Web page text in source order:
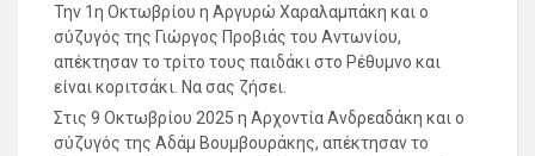
Την 1η Οκτωβρίου η Αργυρώ Χαραλαμπάκη και ο
σύζυγός της Γιώργος Προβιάς του Αντωνίου,
απέκτησαν το τρίτο τους παιδάκι στο Ρέθυμνο και
είναι κοριτσάκι. Να σας ζήσει.
Στις 9 Οκτωβρίου 2025 η Αρχοντία Ανδρεαδάκη και ο
σύζυγός της Αδάμ Βουμβουράκης, απέκτησαν το